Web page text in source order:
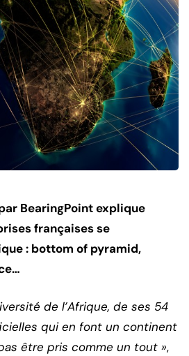
BearingPoint explique
françaises se
: bottom of pyramid,
de l’Afrique, de ses 54
qui en font un continent
être pris comme un tout »,